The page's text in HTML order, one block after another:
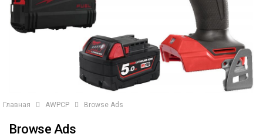
Главная AWPCP Browse Ads
Browse Ads